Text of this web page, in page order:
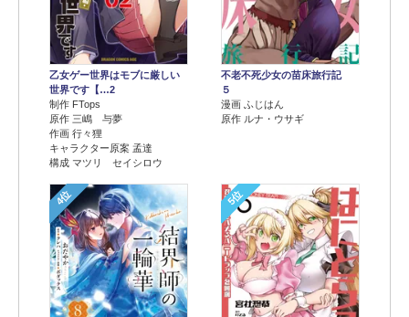
乙女ゲー世界はモブに厳しい
世界です【…2
制作 FTops
原作 三嶋 与夢
作画 行々狸
キャラクター原案 孟達
構成 マツリ セイシロウ
不老不死少女の苗床旅行記
５
漫画 ふじはん
原作 ルナ・ウサギ
4位 5位